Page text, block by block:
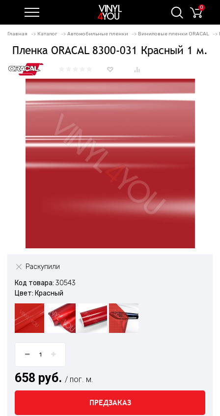
0
Главная Каталог Автомобильные пленки Виниловые пленки ORACAL
Пленка ORACAL 8300-031 Красный 1 м.
Раскупили
Код товара: 30543
Цвет: Красный
658 руб. / пог. м.
ПРЕДЗАКАЗ